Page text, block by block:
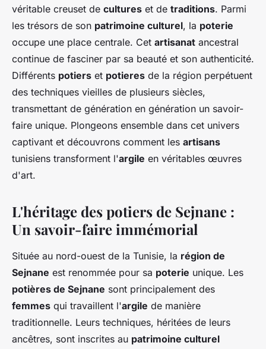
véritable creuset de cultures et de traditions. Parmi
les trésors de son patrimoine culturel, la poterie
occupe une place centrale. Cet artisanat ancestral
continue de fasciner par sa beauté et son authenticité.
Différents potiers et potieres de la région perpétuent
des techniques vieilles de plusieurs siècles,
transmettant de génération en génération un savoir-
faire unique. Plongeons ensemble dans cet univers
captivant et découvrons comment les artisans
tunisiens transforment l'argile en véritables œuvres
d'art.
L'héritage des potiers de Sejnane :
Un savoir-faire immémorial
Située au nord-ouest de la Tunisie, la région de
Sejnane est renommée pour sa poterie unique. Les
potières de Sejnane sont principalement des
femmes qui travaillent l'argile de manière
traditionnelle. Leurs techniques, héritées de leurs
ancêtres, sont inscrites au patrimoine culturel